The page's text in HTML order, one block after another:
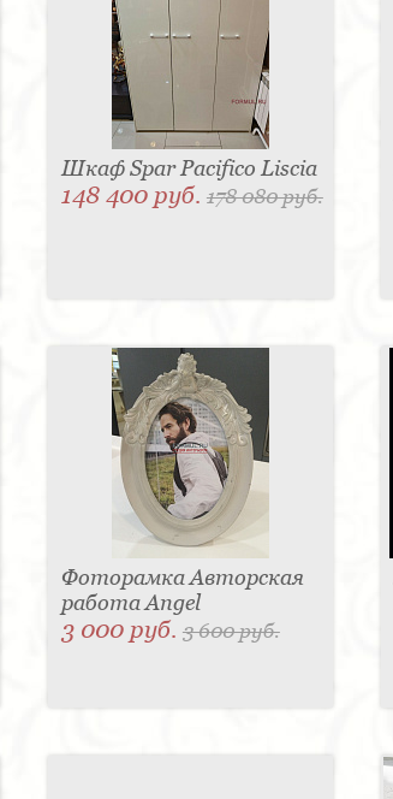
Шкаф Spar Pacifico Liscia
148 400 руб. 178 080 руб.
Фоторамка Авторская
работа Angel
3 000 руб. 3 600 руб.